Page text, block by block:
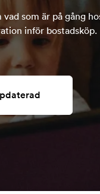
som är på gång
inför bostadsköp.